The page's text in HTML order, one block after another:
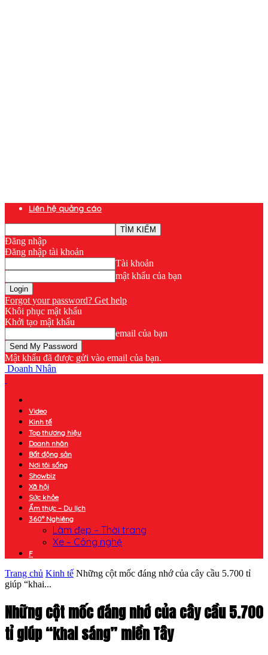
Liên hệ quảng cáo
Đăng nhập
Đăng nhập tài khoản
Tài khoản
mật khẩu của bạn
Forgot your password? Get help
Khôi phục mật khẩu
Khởi tạo mật khẩu
email của bạn
Mật khẩu đã được gửi vào email của bạn.
Doanh Nhân
Video
Kinh tế
Top thương hiệu
Doanh nhân
Bất động sản
Nơi tôi sống
Showbiz
Xã hội
Sức khỏe
Ẩm thực – Du lịch
360° Nghiêng
Làm đẹp – Thời trang
Xe – Công nghệ
F
Trang chủ Kinh tế Những cột mốc đáng nhớ của cây cầu 5.700 tỉ
giúp “khai...
Những cột mốc đáng nhớ của cây cầu 5.700
tỉ giúp “khai sáng” miền Tây